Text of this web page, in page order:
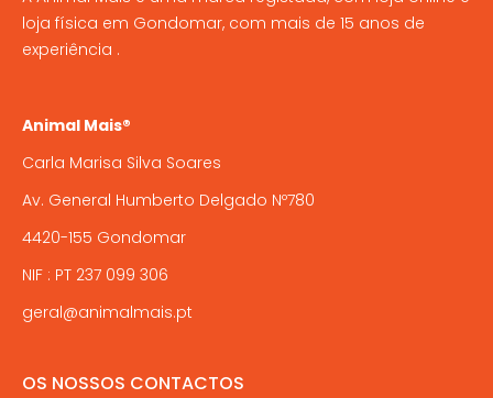
chosen
loja física em Gondomar, com mais de 15 anos de
experiência .
Animal Mais®
Carla Marisa Silva Soares
Av. General Humberto Delgado Nº780
4420-155 Gondomar
NIF : PT 237 099 306
geral@animalmais.pt
OS NOSSOS CONTACTOS